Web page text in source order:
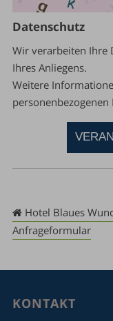
Datenschutz
Wir verarbeiten Ihre
Ihres Anliegens.
Weitere
personenbezogenen
Hotel Blaues
Anfrageformular
KONTAKT